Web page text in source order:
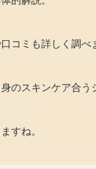
コミも詳しく調べ
のスキンケア合う
すね。